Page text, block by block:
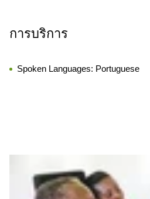
การบริการ
Spoken Languages: Portuguese